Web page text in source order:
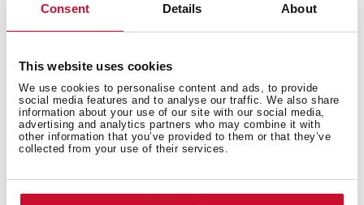
Consent Details About
This website uses cookies
We use cookies to personalise content and ads, to provide
social media features and to analyse our traffic. We also share
information about your use of our site with our social media,
advertising and analytics partners who may combine it with
other information that you’ve provided to them or that they’ve
collected from your use of their services.
Wymiary wewnętrzne
Wymiary zewnętrzne